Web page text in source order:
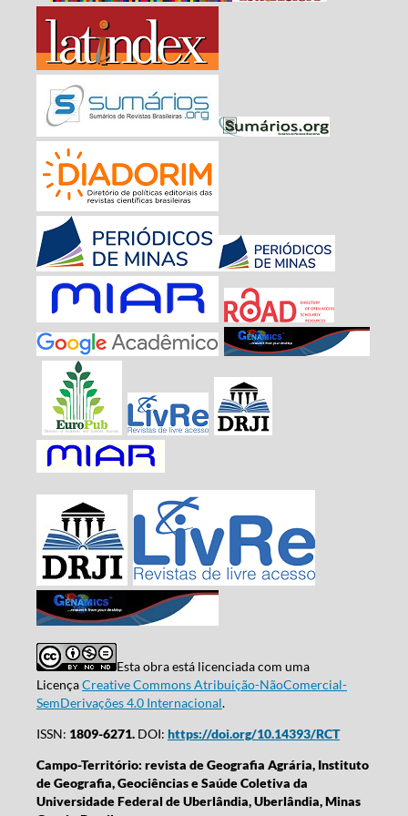
Esta obra está licenciada com uma
LicençaCreative Commons Atribuição-NãoComercial-
SemDerivações 4.0 Internacional.
ISSN: 1809-6271.DOI: https://doi.org/10.14393/RCT
Campo-Território: revista de Geografia Agrária, Instituto
de Geografia, Geociências e Saúde Coletiva da
Universidade Federal de Uberlândia, Uberlândia, Minas